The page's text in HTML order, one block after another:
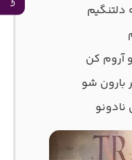
آروم کن
بارون شو